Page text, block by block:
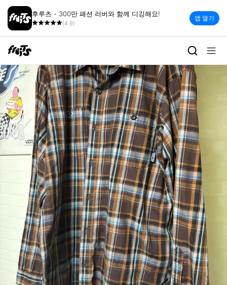
후루츠 - 300만 패션 러버와 함께 디깅해요!
(4.9)
앱 열기